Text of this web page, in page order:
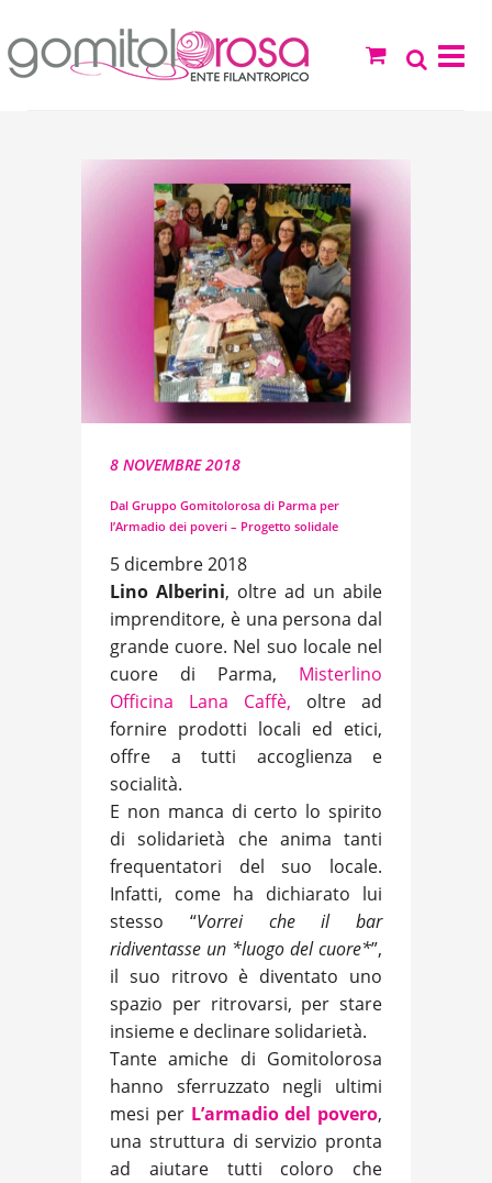
8 NOVEMBRE 2018
Dal Gruppo Gomitolorosa di Parma per
l’Armadio dei poveri – Progetto solidale
5 dicembre 2018
Lino Alberini, oltre ad un abile
imprenditore, è una persona dal
grande cuore. Nel suo locale nel
cuore di Parma, Misterlino
Officina Lana Caffè, oltre ad
fornire prodotti locali ed etici,
offre a tutti accoglienza e
socialità.
E non manca di certo lo spirito
di solidarietà che anima tanti
frequentatori del suo locale.
Infatti, come ha dichiarato lui
stesso “Vorrei che il bar
ridiventasse un *luogo del cuore*”,
il suo ritrovo è diventato uno
spazio per ritrovarsi, per stare
insieme e declinare solidarietà.
Tante amiche di Gomitolorosa
hanno sferruzzato negli ultimi
mesi per L’armadio del povero,
una struttura di servizio pronta
ad aiutare tutti coloro che